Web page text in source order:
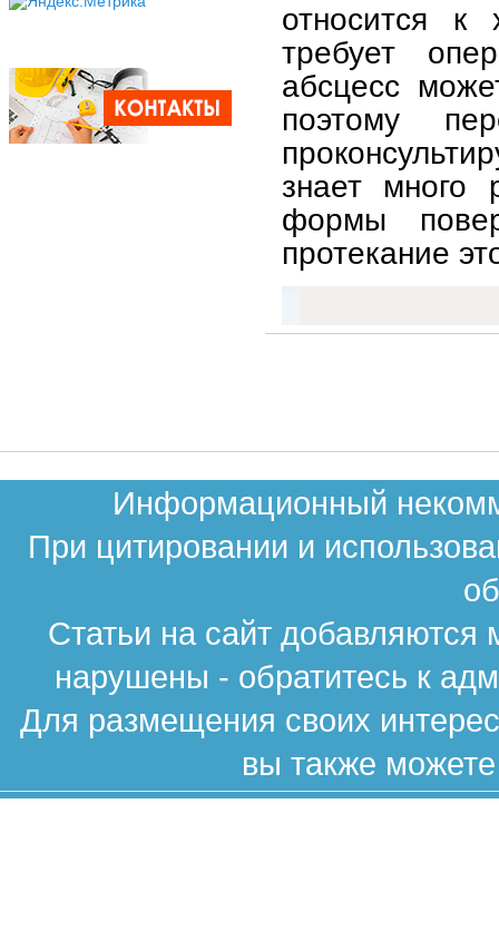
относится к
требует
абсцесс
поэтому
знает много
формы
протекание
Информационный
При цитировании и
Статьи на сайт
нарушены - обратитесь к
Для размещения своих
вы также